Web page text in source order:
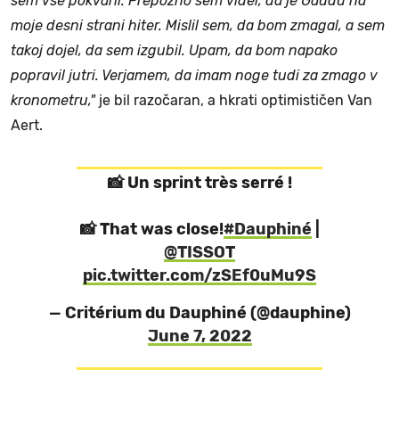
moje desni strani hiter. Mislil sem, da bom zmagal, a sem
takoj dojel, da sem izgubil. Upam, da bom napako
popravil jutri. Verjamem, da imam noge tudi za zmago v
kronometru,"je bil razočaran, a hkrati optimističen Van
Aert.
📸 Un sprint très serré !
📸 That was close!#Dauphiné
@TISSOT
pic.twitter.com/zSEf0uMu9S
— Critérium du Dauphiné (@dauphine)
June 7, 2022